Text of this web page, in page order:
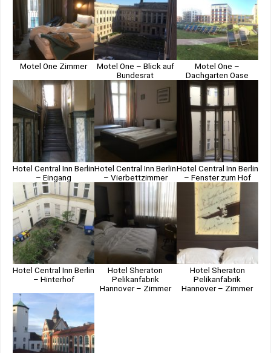
Motel One Zimmer
Motel One – Blick auf
Bundesrat
Motel One –
Dachgarten Oase
Hotel Central Inn Berlin
– Eingang
Hotel Central Inn Berlin
– Vierbettzimmer
Hotel Central Inn Berlin
– Fenster zum Hof
Hotel Central Inn Berlin
– Hinterhof
Hotel Sheraton
Pelikanfabrik
Hannover – Zimmer
Hotel Sheraton
Pelikanfabrik
Hannover – Zimmer